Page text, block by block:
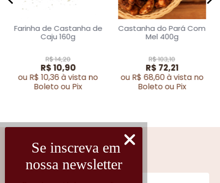
Farinha de Castanha de
Caju 160g
R$ 14,20
R$ 10,90
ou R$ 10,36 à vista no
Boleto ou Pix
Castanha do Pará Com
Mel 400g
R$ 103,10
R$ 72,21
ou R$ 68,60 à vista no
Boleto ou Pix
Cadastre-se
Fique por dentro das novidades